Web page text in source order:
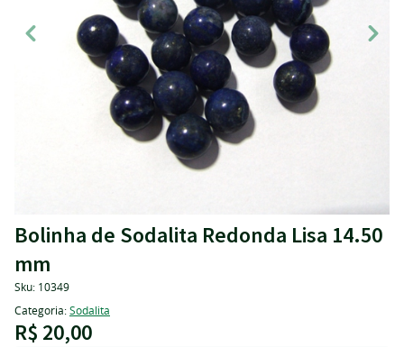
Bolinha de Sodalita Redonda Lisa 14.50
mm
Sku: 10349
Categoria:Sodalita
R$ 20,00